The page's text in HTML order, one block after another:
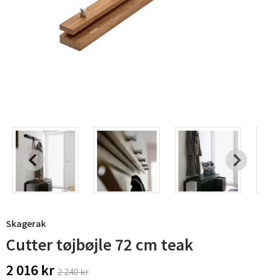
Skagerak
Cutter tøjbøjle 72 cm teak
2 016 kr 2 240 kr